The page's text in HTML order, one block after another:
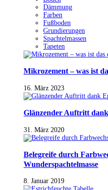
Dämmung
Farben
Fußboden
Grundierungen
Spachtelmassen
Tapeten
Mikrozement – was ist
16. März 2023
Glänzender Auftritt
31. März 2020
Belegreife durch
Wunderspachtelmasse
8. Januar 2019